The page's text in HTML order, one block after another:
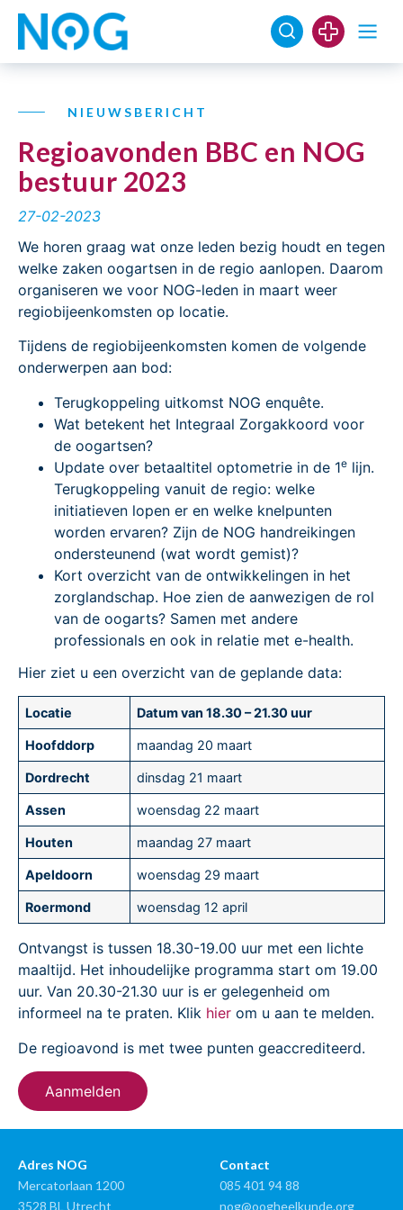
NIEUWSBERICHT
Regioavonden BBC en NOG
bestuur 2023
27-02-2023
We horen graag wat onze leden bezig houdt en tegen
welke zaken oogartsen in de regio aanlopen. Daarom
organiseren we voor NOG-leden in maart weer
regiobijeenkomsten op locatie.
Tijdens de regiobijeenkomsten komen de volgende
onderwerpen aan bod:
Terugkoppeling uitkomst NOG enquête.
Wat betekent het Integraal Zorgakkoord voor
de oogartsen?
Update over betaaltitel optometrie in de 1e lijn.
Terugkoppeling vanuit de regio: welke
initiatieven lopen er en welke knelpunten
worden ervaren? Zijn de NOG handreikingen
ondersteunend (wat wordt gemist)?
Kort overzicht van de ontwikkelingen in het
zorglandschap. Hoe zien de aanwezigen de rol
van de oogarts? Samen met andere
professionals en ook in relatie met e-health.
Hier ziet u een overzicht van de geplande data:
Locatie Datum van 18.30 – 21.30 uur
Hoofddorp maandag 20 maart
Dordrecht dinsdag 21 maart
Assen woensdag 22 maart
Houten maandag 27 maart
Apeldoorn woensdag 29 maart
Roermond woensdag 12 april
Ontvangst is tussen 18.30-19.00 uur met een lichte
maaltijd. Het inhoudelijke programma start om 19.00
uur. Van 20.30-21.30 uur is er gelegenheid om
informeel na te praten. Klik hier om u aan te melden.
De regioavond is met twee punten geaccrediteerd.
Aanmelden
Adres NOG
Mercatorlaan 1200
3528 BL Utrecht
Contact
085 401 94 88
nog@oogheelkunde.org